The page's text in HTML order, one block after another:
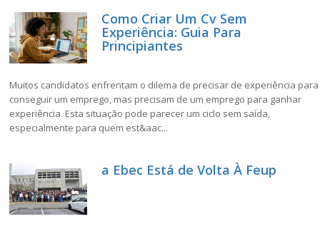
Como Criar Um Cv Sem
Experiência: Guia Para
Principiantes
Muitos candidatos enfrentam o dilema de precisar de experiência para
conseguir um emprego, mas precisam de um emprego para ganhar
experiência. Esta situação pode parecer um ciclo sem saída,
especialmente para quem est&aac...
a Ebec Está de Volta À Feup